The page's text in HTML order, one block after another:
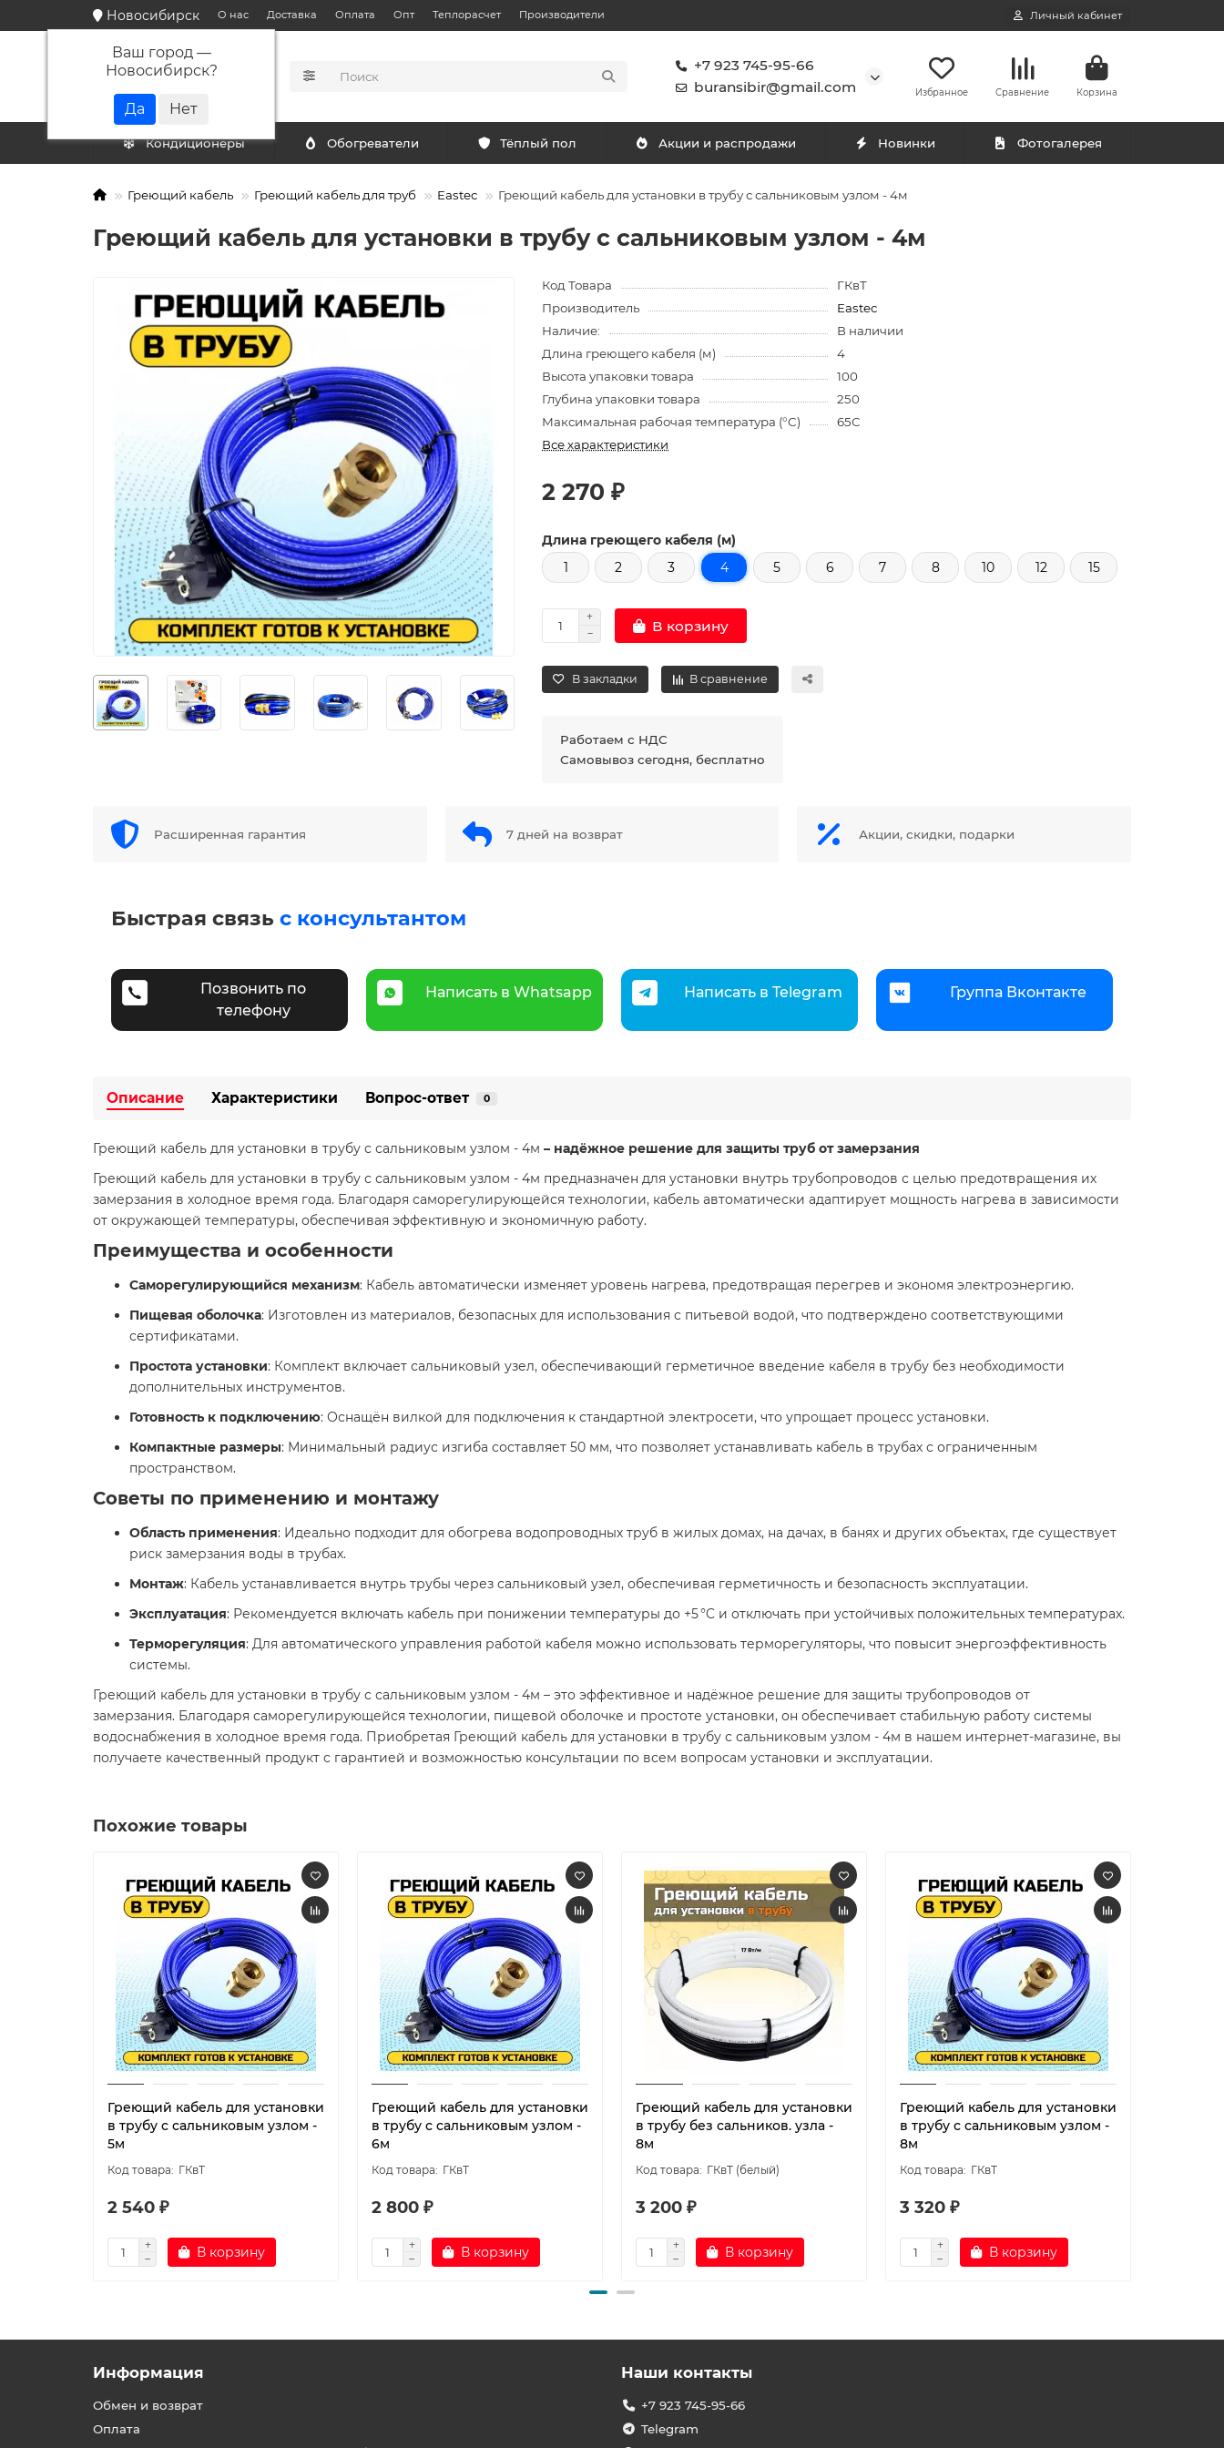
Новосибирск
Ваш город —
Новосибирск?
О нас Доставка Оплата Опт Теплорасчет Производители Личный кабинет
КАТАЛОГ
+7 923 745-95-66
buransibir@gmail.com
Избранное Сравнение Корзина
Кондиционеры Обогреватели Тёплый пол Акции и распродажи Новинки Фотогалерея
Греющий кабель Греющий кабель для труб Eastec Греющий кабель для установки в трубу с сальниковым узлом - 4м
Греющий кабель для установки в трубу с сальниковым узлом - 4м
Код Товара
ГКвТ
Производитель
Eastec
Наличие:
В наличии
Длина греющего кабеля (м)
4
Высота упаковки товара
100
Глубина упаковки товара
250
Максимальная рабочая температура (°C)
65С
Все характеристики
2 270 ₽
Длина греющего кабеля (м)
1
2 3 4 5 6 7 8 10 12 15
В корзину
В закладки В сравнение
Работаем с НДС
Самовывоз сегодня, бесплатно
Расширенная гарантия 7 дней на возврат Акции, скидки, подарки
Быстрая связь с консультантом
Позвонить по
телефону
Написать в Whatsapp Написать в Telegram Группа Вконтакте
Описание Характеристики Вопрос-ответ 0
Греющий кабель для установки в трубу с сальниковым узлом - 4м – надёжное решение для защиты труб от замерзания
Греющий кабель для установки в трубу с сальниковым узлом - 4м предназначен для установки внутрь трубопроводов с целью предотвращения их
замерзания в холодное время года. Благодаря саморегулирующейся технологии, кабель автоматически адаптирует мощность нагрева в зависимости
от окружающей температуры, обеспечивая эффективную и экономичную работу.​
Преимущества и особенности
Саморегулирующийся механизм: Кабель автоматически изменяет уровень нагрева, предотвращая перегрев и экономя электроэнергию.​
Пищевая оболочка: Изготовлен из материалов, безопасных для использования с питьевой водой, что подтверждено соответствующими
сертификатами.​
Простота установки: Комплект включает сальниковый узел, обеспечивающий герметичное введение кабеля в трубу без необходимости
дополнительных инструментов.​
Готовность к подключению: Оснащён вилкой для подключения к стандартной электросети, что упрощает процесс установки.​
Компактные размеры: Минимальный радиус изгиба составляет 50 мм, что позволяет устанавливать кабель в трубах с ограниченным
пространством.​
Советы по применению и монтажу
Область применения: Идеально подходит для обогрева водопроводных труб в жилых домах, на дачах, в банях и других объектах, где существует
риск замерзания воды в трубах.​
Монтаж: Кабель устанавливается внутрь трубы через сальниковый узел, обеспечивая герметичность и безопасность эксплуатации.​
Эксплуатация: Рекомендуется включать кабель при понижении температуры до +5 °C и отключать при устойчивых положительных температурах.​
Терморегуляция: Для автоматического управления работой кабеля можно использовать терморегуляторы, что повысит энергоэффективность
системы.​
Греющий кабель для установки в трубу с сальниковым узлом - 4м – это эффективное и надёжное решение для защиты трубопроводов от
замерзания. Благодаря саморегулирующейся технологии, пищевой оболочке и простоте установки, он обеспечивает стабильную работу системы
водоснабжения в холодное время года. Приобретая Греющий кабель для установки в трубу с сальниковым узлом - 4м в нашем интернет-магазине, вы
получаете качественный продукт с гарантией и возможностью консультации по всем вопросам установки и эксплуатации.​
Похожие товары
Греющий кабель для установки
в трубу с сальниковым узлом -
5м
ГКвТ
2 540 ₽
В корзину
Греющий кабель для установки
в трубу с сальниковым узлом -
6м
ГКвТ
2 800 ₽
В корзину
Греющий кабель для установки
в трубу без сальников. узла -
8м
ГКвТ (белый)
3 200 ₽
В корзину
Греющий кабель для установки
в трубу с сальниковым узлом -
8м
ГКвТ
3 320 ₽
В корзину
Информация
Обмен и возврат
Оплата
Наши контакты
+7 923 745-95-66
Telegram